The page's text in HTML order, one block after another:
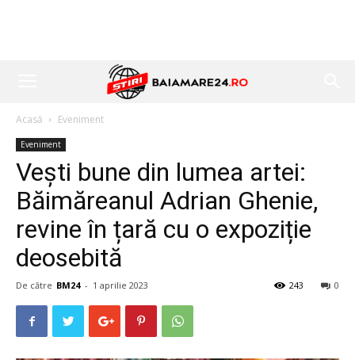
Acasă Eveniment
Eveniment
Vești bune din lumea artei:
Băimăreanul Adrian Ghenie,
revine în țară cu o expoziție
deosebită
De către BM24 - 1 aprilie 2023 0
243